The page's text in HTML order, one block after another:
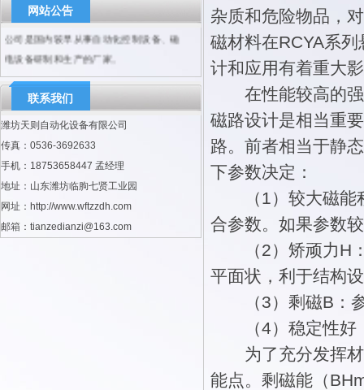
网站公告
公司是国内较早从事自动化控制设备、磁
电设备研制和生产的厂家。
联系我们
潍坊天则自动化设备有限公司
传真：0536-3692633
手机：18753658447 孟经理
地址：山东潍坊临朐七贤工业园
网址：http://www.wftzzdh.com
邮箱：tianzedianzi@163.com
杂质和危险物品，
磁材料在RCYA系
计和应用有着重大
在性能较高的强
磁路设计是相当重
路。前者相当于静
下参数决定：
（1）较大磁能积
合参数。如果参数
（2）矫顽力H：
平面状，利于结构
（3）剩磁B：参
（4）稳定性好，
为了充分发挥材
能点。剩磁能（